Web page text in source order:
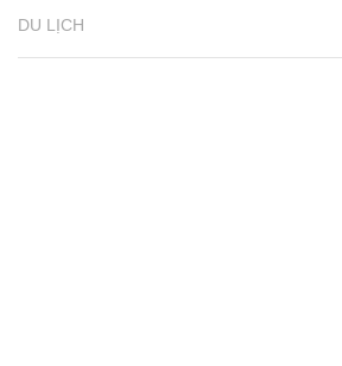
DU LỊCH